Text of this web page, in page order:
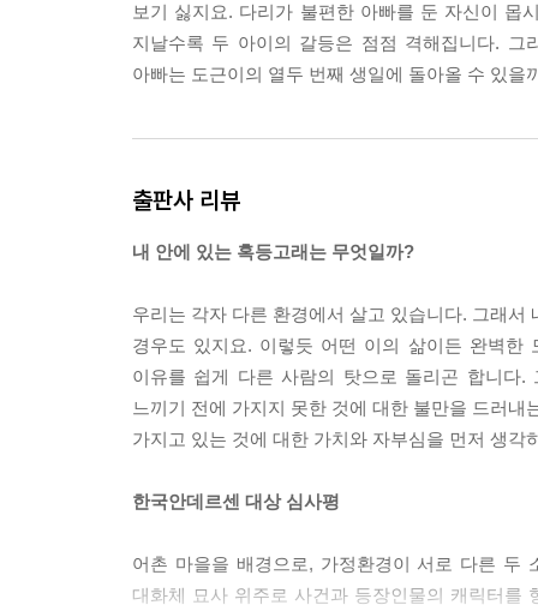
보기 싫지요. 다리가 불편한 아빠를 둔 자신이 몹
지날수록 두 아이의 갈등은 점점 격해집니다.
아빠는 도근이의 열두 번째 생일에 돌아올 수 있
출판사 리뷰
내 안에 있는 혹등고래는 무엇일까?
우리는 각자 다른 환경에서 살고 있습니다. 그래
경우도 있지요. 이렇듯 어떤 이의 삶이든 완벽
이유를 쉽게 다른 사람의 탓으로 돌리곤 합니다
느끼기 전에 가지지 못한 것에 대한 불만을 드러
가지고 있는 것에 대한 가치와 자부심을 먼저 생각
한국안데르센 대상 심사평
어촌 마을을 배경으로, 가정환경이 서로 다른 두
대화체 묘사 위주로 사건과 등장인물의 캐릭터를